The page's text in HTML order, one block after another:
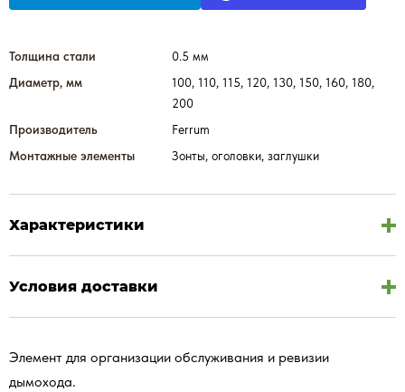
Толщина стали
0.5 мм
Диаметр, мм
100, 110, 115, 120, 130, 150, 160, 180,
200
Производитель
Ferrum
Монтажные элементы
Зонты, оголовки, заглушки
Характеристики
Условия доставки
Элемент для организации обслуживания и ревизии
дымохода.